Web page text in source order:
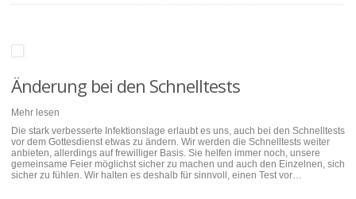
Änderung bei den Schnelltests
Mehr lesen
Die stark verbesserte Infektionslage erlaubt es uns, auch bei den Schnelltests
vor dem Gottesdienst etwas zu ändern. Wir werden die Schnelltests weiter
anbieten, allerdings auf frewilliger Basis. Sie helfen immer noch, unsere
gemeinsame Feier möglichst sicher zu machen und auch den Einzelnen, sich
sicher zu fühlen. Wir halten es deshalb für sinnvoll, einen Test vor…